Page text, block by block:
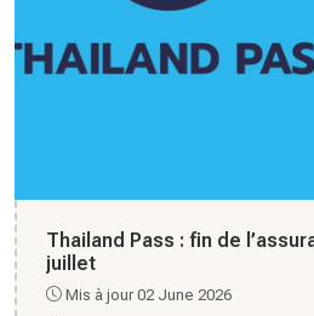
Thailand Pass : fin de
juillet
Mis à jour 02 June 2026